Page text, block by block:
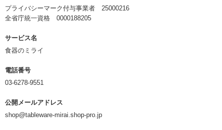
プライバシーマーク付与事業者 25000216
全省庁統一資格 0000188205
サービス名
食器のミライ
電話番号
03-6278-9551
公開メールアドレス
shop@tableware-mirai.shop-pro.jp